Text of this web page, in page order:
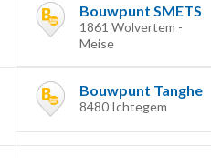
Bouwpunt SMETS
1861 Wolvertem -
Meise
Bouwpunt Tanghe
8480 Ichtegem